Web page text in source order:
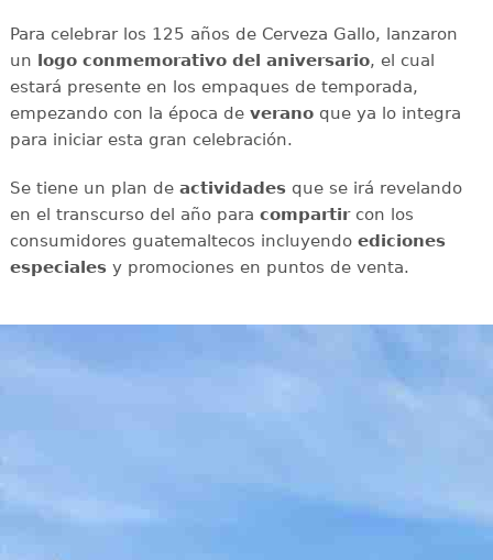
Para celebrar los 125 años de Cerveza Gallo, lanzaron
un logo conmemorativo del aniversario, el cual
estará presente en los empaques de temporada,
empezando con la época de veranoque ya lo integra
para iniciar esta gran celebración.
Se tiene un plan de actividadesque se irá revelando
en el transcurso del año para compartircon los
consumidores guatemaltecos incluyendo ediciones
especialesy promociones en puntos de venta.